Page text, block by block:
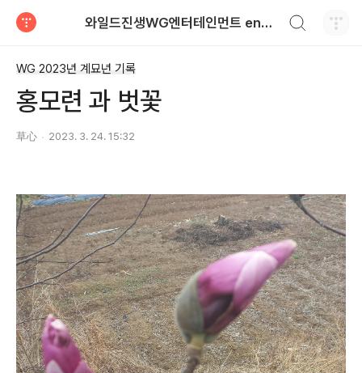
와일드진생WG엔터테인먼트 entertainment
WG 2023년 계묘년 기록
홍모련 과 벗꽃
草心 2023. 3. 24. 15:32